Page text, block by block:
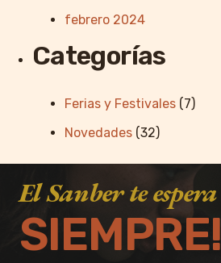
febrero 2024
Categorías
Ferias y Festivales (7)
Novedades (32)
El Sanber te espera
SIEMPRE!